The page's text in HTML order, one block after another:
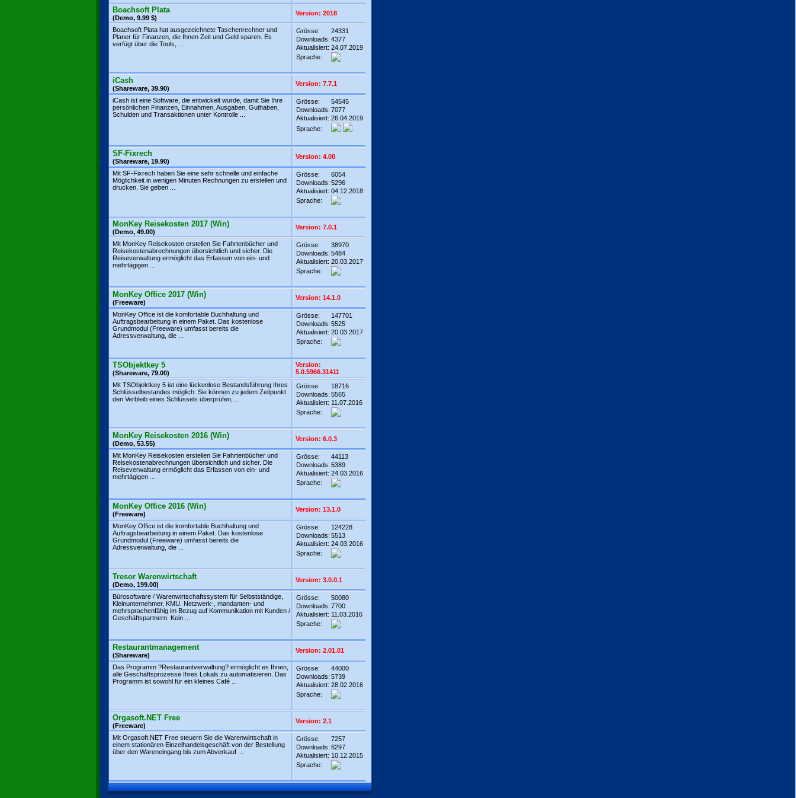
Boachsoft Plata
(Demo, 9.99 $)
Version: 2018
Boachsoft Plata hat ausgezeichnete Taschenrechner und
Planer für Finanzen, die Ihnen Zeit und Geld sparen. Es
verfügt über die Tools, ...
Grösse:
24331
Downloads: 4377
Aktualisiert: 24.07.2019
Sprache:
iCash
(Shareware, 39.90)
Version: 7.7.1
iCash ist eine Software, die entwickelt wurde, damit Sie Ihre
persönlichen Finanzen, Einnahmen, Ausgaben, Guthaben,
Schulden und Transaktionen unter Kontrolle ...
Grösse:
54545
Downloads: 7077
Aktualisiert: 26.04.2019
Sprache:
SF-Fixrech
(Shareware, 19.90)
Version: 4.00
Mit SF-Fixrech haben Sie eine sehr schnelle und einfache
Möglichkeit in wenigen Minuten Rechnungen zu erstellen und
drucken. Sie geben ...
Grösse:
6054
Downloads: 5296
Aktualisiert: 04.12.2018
Sprache:
MonKey Reisekosten 2017 (Win)
(Demo, 49.00)
Version: 7.0.1
Mit MonKey Reisekosten erstellen Sie Fahrtenbücher und
Reisekostenabrechnungen übersichtlich und sicher. Die
Reiseverwaltung ermöglicht das Erfassen von ein- und
mehrtägigen ...
Grösse:
38970
Downloads: 5484
Aktualisiert: 20.03.2017
Sprache:
MonKey Office 2017 (Win)
(Freeware)
Version: 14.1.0
MonKey Office ist die komfortable Buchhaltung und
Auftragsbearbeitung in einem Paket. Das kostenlose
Grundmodul (Freeware) umfasst bereits die
Adressverwaltung, die ...
Grösse:
147701
Downloads: 5525
Aktualisiert: 20.03.2017
Sprache:
TSObjektkey 5
(Shareware, 79.00)
Version:
5.0.5966.31411
Mit TSObjektkey 5 ist eine lückenlose Bestandsführung Ihres
Schlüsselbestandes möglich. Sie können zu jedem Zeitpunkt
den Verbleib eines Schlüssels überprüfen, ...
Grösse:
18716
Downloads: 5565
Aktualisiert: 11.07.2016
Sprache:
MonKey Reisekosten 2016 (Win)
(Demo, 53.55)
Version: 6.0.3
Mit MonKey Reisekosten erstellen Sie Fahrtenbücher und
Reisekostenabrechnungen übersichtlich und sicher. Die
Reiseverwaltung ermöglicht das Erfassen von ein- und
mehrtägigen ...
Grösse:
44113
Downloads: 5389
Aktualisiert: 24.03.2016
Sprache:
MonKey Office 2016 (Win)
(Freeware)
Version: 13.1.0
MonKey Office ist die komfortable Buchhaltung und
Auftragsbearbeitung in einem Paket. Das kostenlose
Grundmodul (Freeware) umfasst bereits die
Adressverwaltung, die ...
Grösse:
124228
Downloads: 5513
Aktualisiert: 24.03.2016
Sprache:
Tresor Warenwirtschaft
(Demo, 199.00)
Version: 3.0.0.1
Bürosoftware / Warenwirtschaftssystem für Selbstständige,
Kleinunternehmer, KMU. Netzwerk-, mandanten- und
mehrsprachenfähig im Bezug auf Kommunikation mit Kunden /
Geschäftspartnern. Kein ...
Grösse:
50080
Downloads: 7700
Aktualisiert: 11.03.2016
Sprache:
Restaurantmanagement
(Shareware)
Version: 2.01.01
Das Programm ?Restaurantverwaltung? ermöglicht es Ihnen,
alle Geschäftsprozesse Ihres Lokals zu automatisieren. Das
Programm ist sowohl für ein kleines Café ...
Grösse:
44000
Downloads: 5739
Aktualisiert: 28.02.2016
Sprache:
Orgasoft.NET Free
(Freeware)
Version: 2.1
Mit Orgasoft.NET Free steuern Sie die Warenwirtschaft in
einem stationären Einzelhandelsgeschäft von der Bestellung
über den Wareneingang bis zum Abverkauf ...
Grösse:
7257
Downloads: 6297
Aktualisiert: 10.12.2015
Sprache: